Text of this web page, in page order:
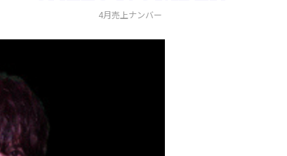
4月売上ナンバー